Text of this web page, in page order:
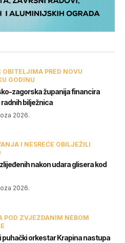
OBITELJIMA PRED NOVU
GODINU
zagorska županija financira
bilježnica
2026.
I NESREĆE OBILJEŽILI
nakon udara glisera kod
2026.
POD ZVJEZDANIM NEBOM
puhački orkestar Krapina nastupa